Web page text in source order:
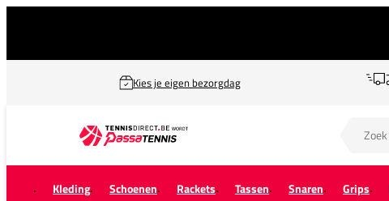
Kies je eigen bezorgdag
Kleding Schoenen Rackets Tassen Snaren Grips